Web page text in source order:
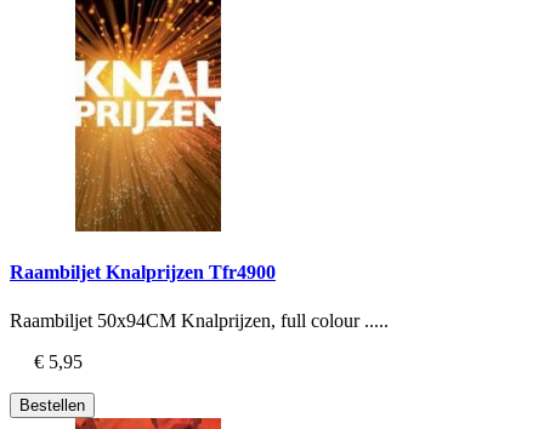
Raambiljet Knalprijzen Tfr4900
Raambiljet 50x94CM Knalprijzen, full colour .....
€ 5,95
Bestellen